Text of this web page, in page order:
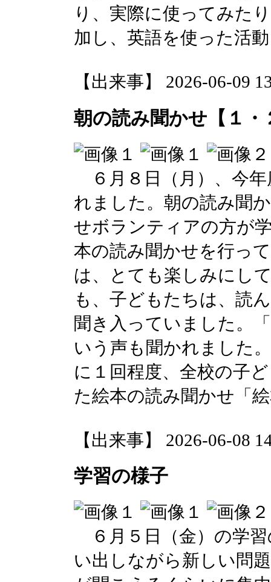
り、実際に使ってみた
加し、英語を使った活
【出来事】 2026-06-09
朝の読み聞かせ【１・
６月８日（月）、今
れました。朝の読み聞
せボランティアの方が
本の読み聞かせを行っ
は、とても楽しみにし
も、子どもたちは、読
聞き入っていました。
いう声も聞かれました
に１回程度、全校の子
た絵本の読み聞かせ「
【出来事】 2026-06-08
学習の様子
６月５日（金）の学
い出しながら新しい問